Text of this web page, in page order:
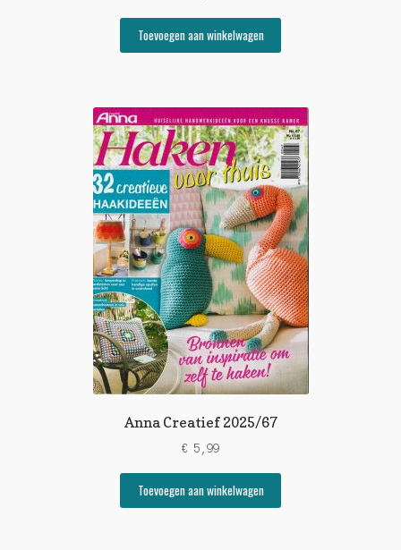
Toevoegen aan winkelwagen
Anna Creatief 2025/67
€ 5,99
Toevoegen aan winkelwagen